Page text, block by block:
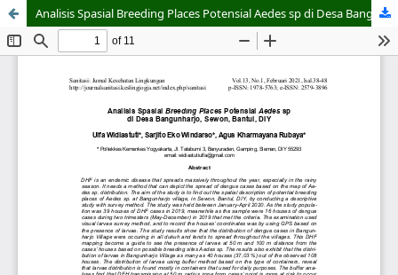
Analisis Spasial Breeding Places Potensial Aedes sp di Desa Bangunharjo, Sewon, Bantul, DIY